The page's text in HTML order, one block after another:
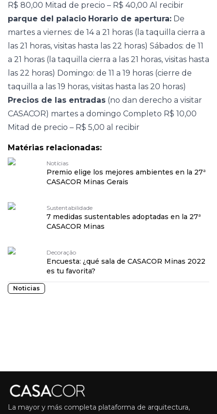
R$ 80,00 Mitad de precio – R$ 40,00 Al recibir
parque del palacio Horario de apertura: De
martes a viernes: de 14 a 21 horas (la taquilla cierra a
las 21 horas, visitas hasta las 22 horas) Sábados: de 11
a 21 horas (la taquilla cierra a las 21 horas, visitas hasta
las 22 horas) Domingo: de 11 a 19 horas (cierre de
taquilla a las 19 horas, visitas hasta las 20 horas)
Precios de las entradas (no dan derecho a visitar
CASACOR) martes a domingo Completo R$ 10,00
Mitad de precio – R$ 5,00 al recibir
Matérias relacionadas:
Notícias
Premio elige los mejores ambientes en la 27ª
CASACOR Minas Gerais
Sustentabilidade
7 medidas sustentables adoptadas en la 27ª
CASACOR Minas
Decoração
Encuesta: ¿qué sala de CASACOR Minas 2022
es tu favorita?
Noticias
La mayor y más completa plataforma de arquitectura,